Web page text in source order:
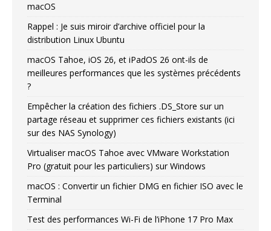
macOS
Rappel : Je suis miroir d’archive officiel pour la
distribution Linux Ubuntu
macOS Tahoe, iOS 26, et iPadOS 26 ont-ils de
meilleures performances que les systèmes précédents
?
Empêcher la création des fichiers .DS_Store sur un
partage réseau et supprimer ces fichiers existants (ici
sur des NAS Synology)
Virtualiser macOS Tahoe avec VMware Workstation
Pro (gratuit pour les particuliers) sur Windows
macOS : Convertir un fichier DMG en fichier ISO avec le
Terminal
Test des performances Wi-Fi de l’iPhone 17 Pro Max